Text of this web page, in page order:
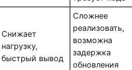
Снижает
нагрузку,
быстрый вывод
Сложнее
реализовать,
возможна
задержка
обновления